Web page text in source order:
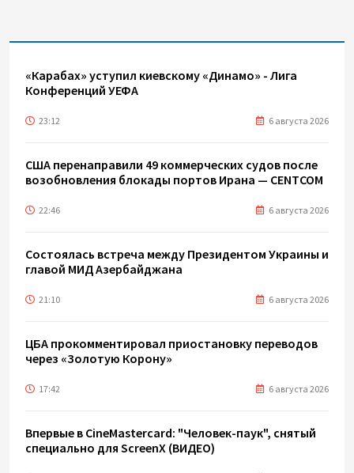
«Карабах» уступил киевскому «Динамо» - Лига
Конференций УЕФА
23:12 6 августа 2026
США перенаправили 49 коммерческих судов после
возобновления блокады портов Ирана — CENTCOM
22:46 6 августа 2026
Состоялась встреча между Президентом Украины и
главой МИД Азербайджана
21:10 6 августа 2026
ЦБА прокомментировал приостановку переводов
через «Золотую Корону»
17:42 6 августа 2026
Впервые в CineMastercard: "Человек-паук", снятый
специально для ScreenX (ВИДЕО)